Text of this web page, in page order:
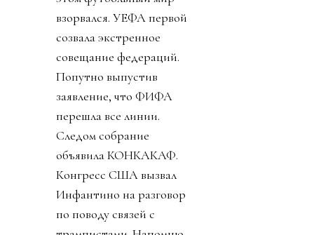
взорвался. УЕФА первой
созвала экстренное
совещание федераций.
Попутно выпустив
заявление, что ФИФА
перешла все линии.
Следом собрание
объявила КОНКАКАФ.
Конгресс США вызвал
Инфантино на разговор
по поводу связей с